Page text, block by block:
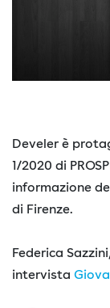
Develer è
1/2020 di
informazione
di Firenze.
Federica
intervista